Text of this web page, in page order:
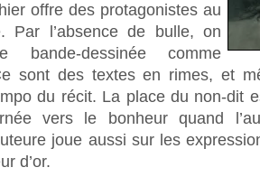
offre des protagonistes au
Par l’absence de bulle, on
bande-dessinée comme
sont des textes en rimes, et
du récit. La place du non-dit
vers le bonheur quand
joue aussi sur les
d’or.